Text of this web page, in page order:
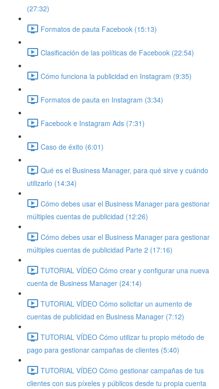
(27:32)
Formatos de pauta Facebook (15:13)
Clasificación de las políticas de Facebook (22:54)
Cómo funciona la publicidad en Instagram (9:35)
Formatos de pauta en Instagram (3:34)
Facebook e Instagram Ads (7:31)
Caso de éxito (6:01)
Qué es el Business Manager, para qué sirve y cuándo
utilizarlo (14:34)
Cómo debes usar el Business Manager para gestionar
múltiples cuentas de publicidad (12:26)
Cómo debes usar el Business Manager para gestionar
múltiples cuentas de publicidad Parte 2 (17:16)
TUTORIAL VÍDEO Cómo crear y configurar una nueva
cuenta de Business Manager (24:14)
TUTORIAL VÍDEO Cómo solicitar un aumento de
cuentas de publicidad en Business Manager (7:12)
TUTORIAL VÍDEO Cómo utilizar tu propio método de
pago para gestionar campañas de clientes (5:40)
TUTORIAL VÍDEO Cómo gestionar campañas de tus
clientes con sus píxeles y públicos desde tu propia cuenta